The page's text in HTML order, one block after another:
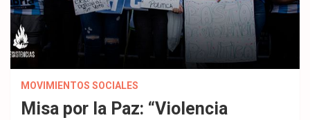
MOVIMIENTOS SOCIALES
Misa por la Paz: “Violencia